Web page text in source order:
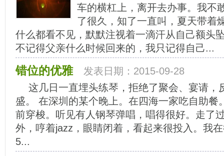
车的横杠上，离开去办事。我不
了很久，知了一直叫，夏天带着
什么都看不见，默默注视着一滴汗从自己额头
不记得父亲什么时候回来的，我只记得自己...
错位的优雅
发表日期：2015-09-28
这几日一直埋头练琴，拒绝了聚会、宴请，
盛。 在深圳的某个晚上。在四海一家吃自助餐
前穿梭。听见有人钢琴弹唱，唱得很好。走了
外，哼着jazz，眼睛闭着，看起来很投入。我
5...